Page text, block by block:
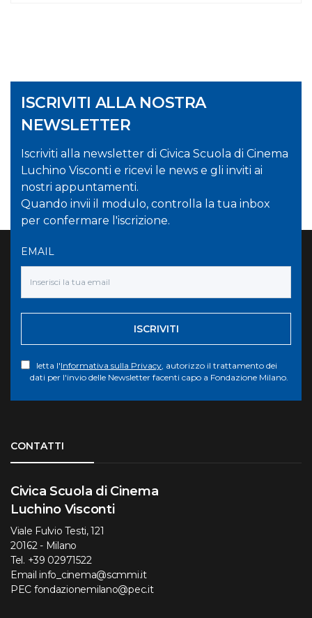
ISCRIVITI ALLA NOSTRA
NEWSLETTER
Iscriviti alla newsletter di Civica Scuola di Cinema
Luchino Visconti e ricevi le news e gli inviti ai
nostri appuntamenti.
Quando invii il modulo, controlla la tua inbox
per confermare l'iscrizione.
EMAIL
ISCRIVITI
letta l'Informativa sulla Privacy , autorizzo il trattamento dei
dati per l'invio delle Newsletter facenti capo a Fondazione Milano.
CONTATTI
Civica Scuola di Cinema
Luchino Visconti
Viale Fulvio Testi, 121
20162 - Milano
Tel. +39 02971522
Email info_cinema@scmmi.it
PEC fondazionemilano@pec.it